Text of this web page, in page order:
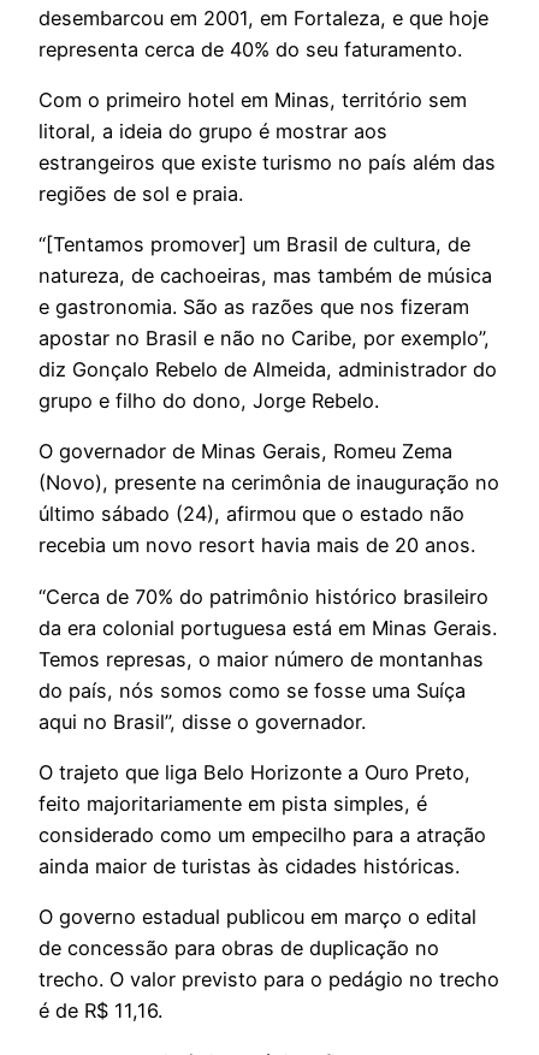
desembarcou em 2001, em Fortaleza, e que hoje
representa cerca de 40% do seu faturamento.
Com o primeiro hotel em Minas, território sem
litoral, a ideia do grupo é mostrar aos
estrangeiros que existe turismo no país além das
regiões de sol e praia.
“[Tentamos promover] um Brasil de cultura, de
natureza, de cachoeiras, mas também de música
e gastronomia. São as razões que nos fizeram
apostar no Brasil e não no Caribe, por exemplo”,
diz Gonçalo Rebelo de Almeida, administrador do
grupo e filho do dono, Jorge Rebelo.
O governador de Minas Gerais, Romeu Zema
(Novo), presente na cerimônia de inauguração no
último sábado (24), afirmou que o estado não
recebia um novo resort havia mais de 20 anos.
“Cerca de 70% do patrimônio histórico brasileiro
da era colonial portuguesa está em Minas Gerais.
Temos represas, o maior número de montanhas
do país, nós somos como se fosse uma Suíça
aqui no Brasil”, disse o governador.
O trajeto que liga Belo Horizonte a Ouro Preto,
feito majoritariamente em pista simples, é
considerado como um empecilho para a atração
ainda maior de turistas às cidades históricas.
O governo estadual publicou em março o edital
de concessão para obras de duplicação no
trecho. O valor previsto para o pedágio no trecho
é de R$ 11,16.